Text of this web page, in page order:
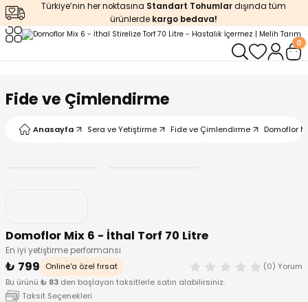
Türkiye’nin her noktasına Standart Tohumlardışında tüm
ürünlerde kargo bedava!
0
Fide ve Çimlendirme
Anasayfa Sera ve Yetiştirme Fide ve Çimlendirme Domoflor
Domoflor Mix 6 - İthal Torf 70 Litre
En iyi yetiştirme performansı
₺ 799 Online'a özel fırsat
(0) Yorum
Bu ürünü ₺ 83 den başlayan taksitlerle satın alabilirsiniz.
Taksit Seçenekleri
Geri Dön
Geri Dön
Geri Dön
Geri Dön
Ürünleri
Geri Dön
Asit